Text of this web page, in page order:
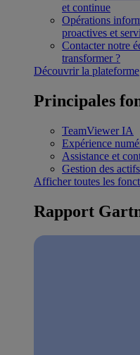
et continue
Opérations
proactives et
Contacter notre
transformer ?
Découvrir la plateforme
Principales
TeamViewer IA
Expérience
Assistance et
Gestion des
Afficher toutes les
Rapport